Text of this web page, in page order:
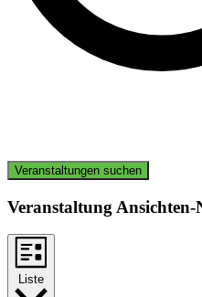
Veranstaltungen suchen
Veranstaltung
Liste